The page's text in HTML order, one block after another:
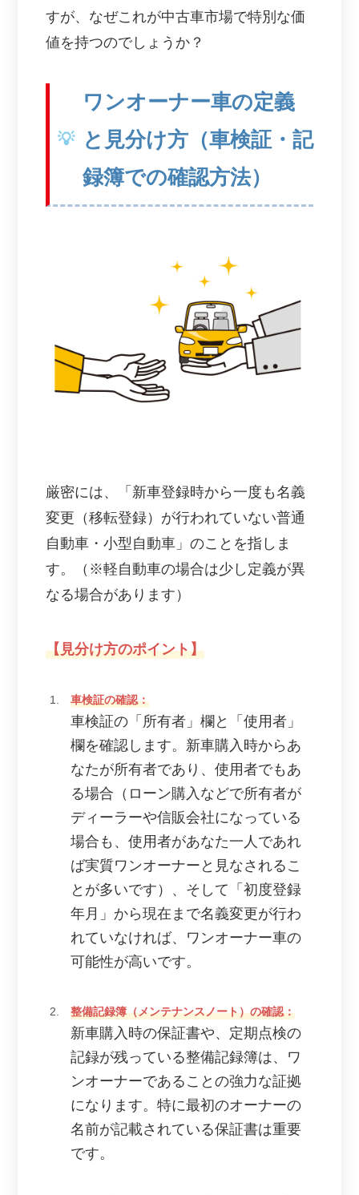
すが、なぜこれが中古車市場で特別な価
値を持つのでしょうか？
ワンオーナー車の定義
と見分け方（車検証・記
録簿での確認方法）
厳密には、「新車登録時から一度も名義
変更（移転登録）が行われていない普通
自動車・小型自動車」のことを指しま
す。（※軽自動車の場合は少し定義が異
なる場合があります）
【見分け方のポイント】
車検証の確認：
車検証の「所有者」欄と「使用者」
欄を確認します。新車購入時からあ
なたが所有者であり、使用者でもあ
る場合（ローン購入などで所有者が
ディーラーや信販会社になっている
場合も、使用者があなた一人であれ
ば実質ワンオーナーと見なされるこ
とが多いです）、そして「初度登録
年月」から現在まで名義変更が行わ
れていなければ、ワンオーナー車の
可能性が高いです。
整備記録簿（メンテナンスノート）の確認：
新車購入時の保証書や、定期点検の
記録が残っている整備記録簿は、ワ
ンオーナーであることの強力な証拠
になります。特に最初のオーナーの
名前が記載されている保証書は重要
です。